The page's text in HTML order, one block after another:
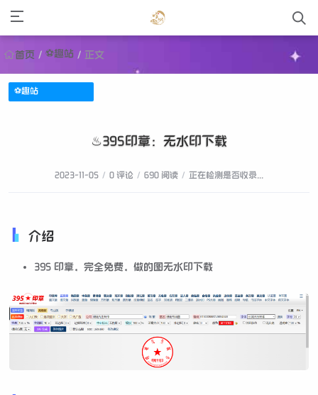
首页 / ⚽趣站 / 正文
⚽趣站
♨395印章：无水印下载
2023-11-05 / 0 评论 / 690 阅读 / 正在检测是否收录...
介绍
395 印章，完全免费，做的图无水印下载